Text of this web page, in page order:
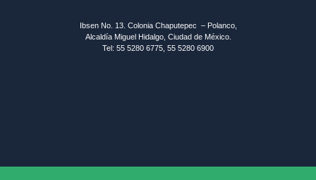
Ibsen No. 13. Colonia Chaputepec – Polanco,
Alcaldía Miguel Hidalgo, Ciudad de México.
Tel: 55 5280 6775, 55 5280 6900